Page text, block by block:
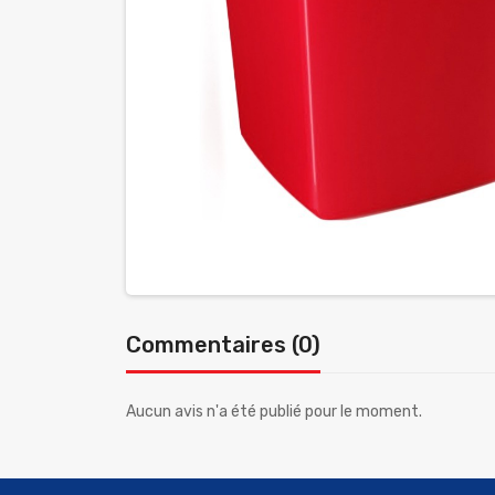
Commentaires (0)
Aucun avis n'a été publié pour le moment.